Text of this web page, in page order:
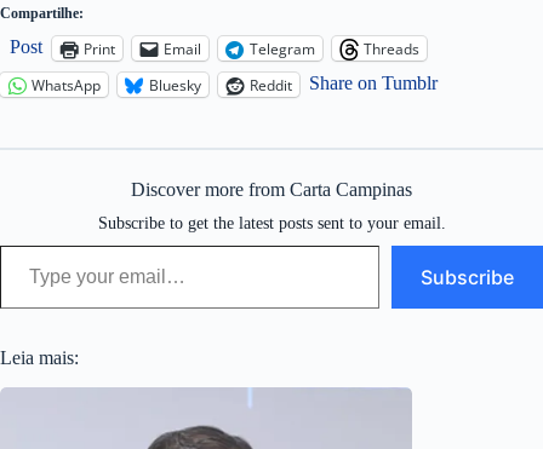
Compartilhe:
Post Print Email Telegram
Threads
WhatsApp
Bluesky Reddit Share on Tumblr
Discover more from Carta Campinas
Subscribe to get the latest posts sent to your email.
Type your email…
Subscribe
Leia mais: